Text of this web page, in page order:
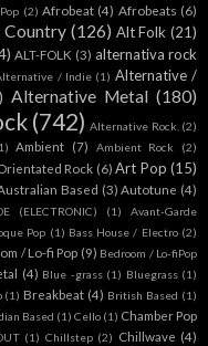
(2) Afrobeat (4) Afrobeats (6)
(126) Alt Folk (21)
ALT-FOLK (3) alternativa rock
/ Indie (1) Alternative /
Alternative Metal (180)
(742) Alternative Rock. (2)
Ambient (7) Ambient Rock (2)
Rock (6) Art Pop (15)
Based (3) Autotune (4)
(ELECTRONIC) (1)
Avant-Garde
Pop (1) Bass House / Electro (2)
/ Lo-fi Pop (9) Bedroom / Lo-fiPop
(4) Blue -grass (1) Bluegrass (1)
(1) Breakbeat (4) British Based (1)
Based (1) Cello (1) Chamber Pop
(1) Chillstep (2) Chillwave (4)